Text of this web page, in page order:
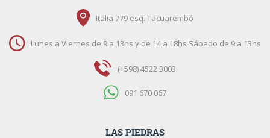
Italia 779 esq. Tacuarembó
Lunes a Viernes de 9 a 13hs y de 14 a 18hs Sábado de 9 a 13hs
(+598) 4522 3003
091 670 067
LAS PIEDRAS